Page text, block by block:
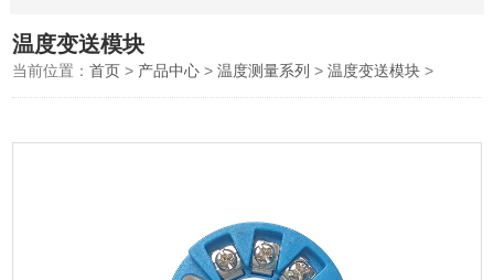
温度变送模块
当前位置：首页 > 产品中心 >温度测量系列 >温度变送模块 >